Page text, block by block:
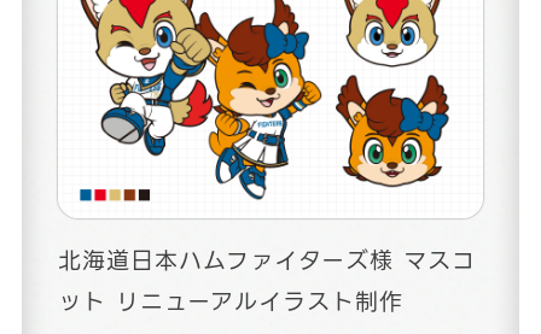
北海道日本ハムファイターズ様 マスコ
ット リニューアルイラスト制作